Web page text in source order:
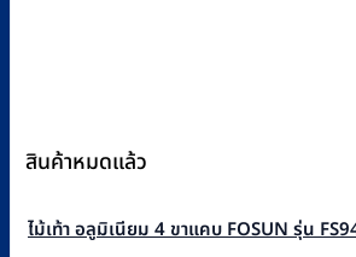
สินค้าหมดแล้ว
ไม้เท้า อลูมิเนียม 4 ขาแคบ FOSUN รุ่น